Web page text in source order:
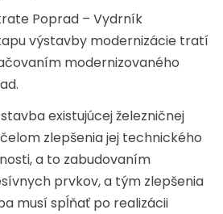
Poprad – Vydrník
výstavby modernizácie tratí
modernizovaného
existujúcej železničnej
zlepšenia jej technického
a to zabudovaním
prvkov, a tým zlepšenia
musí spĺňať po realizácii